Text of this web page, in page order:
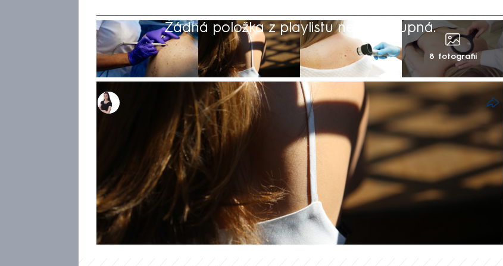
Žádná položka z playlistu není dostupná.
8 fotografií
Monika Kabourková
1. čvn 2025, 18:54
Snaha o „bronzově“ opálenou pokožku nebo nedostatečná ochrana
před sluníčkem. Vzniklé spáleniny nejsou jen bolavým estetickým
problémem, ale vážným zdravotním rizikem, které může vést až ke
zhoubnému nádoru kůže – melanomu. Opakované spálení v raném věku
navíc zvyšuje riziko vzniku rakoviny kůže v dospělosti. Největší lidský
orgán má opravdu dlouhou paměť, varuje nezisková organizace Loono
a přináší tipy, na co se zaměřit.